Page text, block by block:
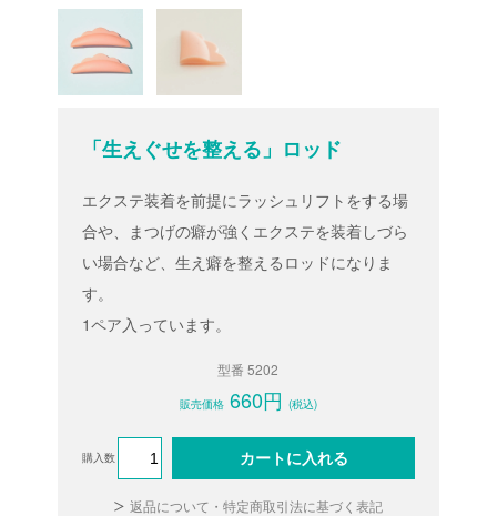
「生えぐせを整える」ロッド
エクステ装着を前提にラッシュリフトをする場
合や、まつげの癖が強くエクステを装着しづら
い場合など、生え癖を整えるロッドになりま
す。
1ペア入っています。
型番 5202
販売価格 660円 (税込)
購入数 カートに入れる
返品について・特定商取引法に基づく表記